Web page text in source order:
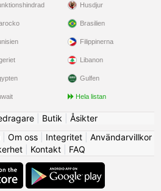
Husdjur
Brasilien
Filippinerna
Libanon
Gulfen
Hela listan
| Butik
Åsikter
Om oss| Integritet| Användarvillkor
| Kontakt| FAQ